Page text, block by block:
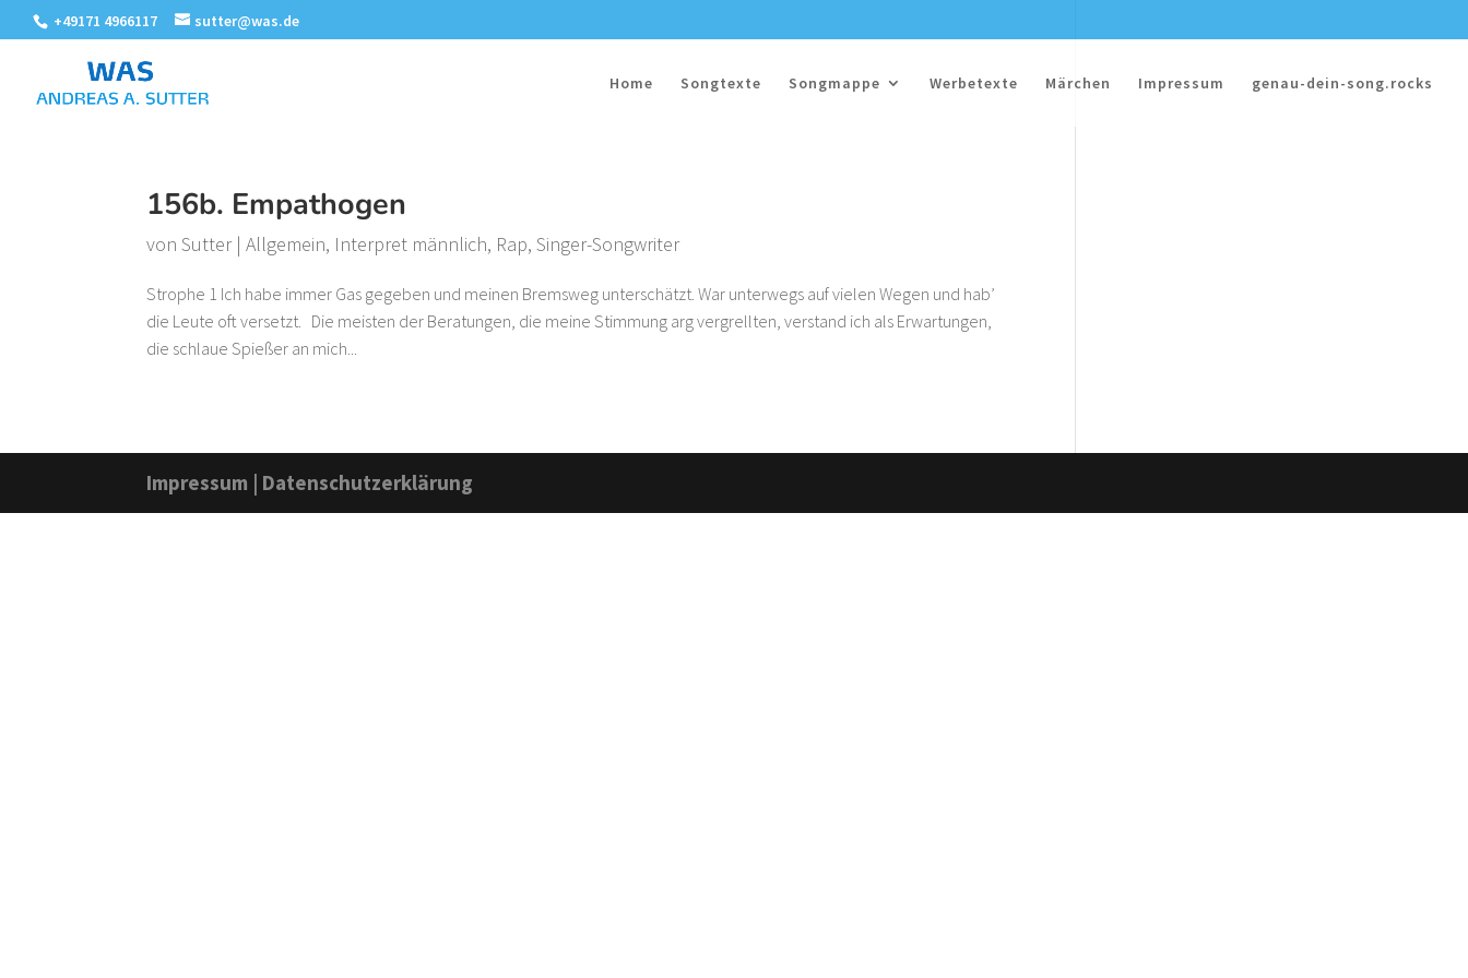
+49171 4966117 sutter@was.de
Home Songtexte Songmappe Werbetexte Märchen Impressum genau-dein-song.rocks
156b. Empathogen
vonSutter|Allgemein, Interpret männlich, Rap,Singer-Songwriter
Strophe 1 Ich habe immer Gas gegeben und meinen Bremsweg unterschätzt. War unterwegs auf vielen Wegen und hab’
die Leute oft versetzt. Die meisten der Beratungen, die meine Stimmung arg vergrellten, verstand ich als Erwartungen,
die schlaue Spießer an mich...
Impressum | Datenschutzerklärung